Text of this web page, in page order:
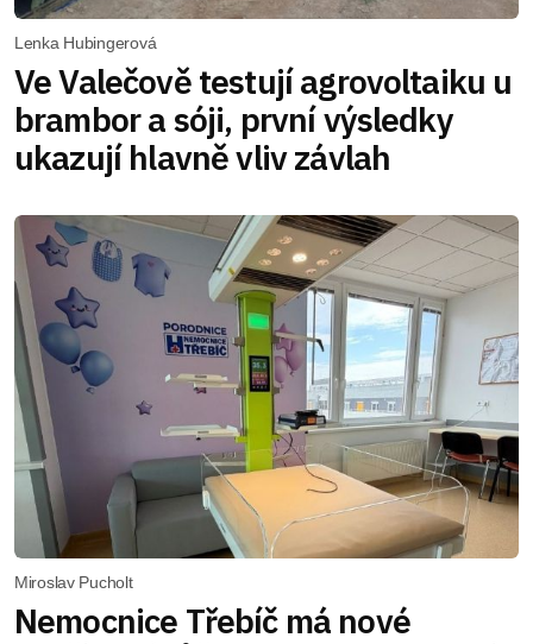
Lenka Hubingerová
Ve Valečově testují agrovoltaiku u
brambor a sóji, první výsledky
ukazují hlavně vliv závlah
Miroslav Pucholt
Nemocnice Třebíč má nové